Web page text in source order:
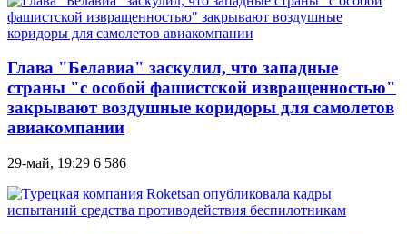
Глава "Белавиа" заскулил, что западные
страны "с особой фашистской извращенностью"
закрывают воздушные коридоры для самолетов
авиакомпании
29-май, 19:29 6 586